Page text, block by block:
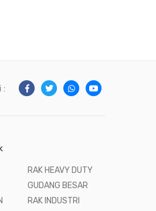
:
RAK HEAVY DUTY
GUDANG BESAR
RAK INDUSTRI